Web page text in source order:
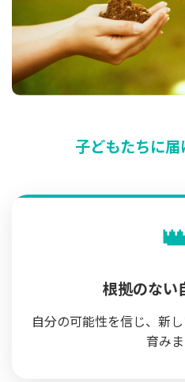
子どもたちに
根拠のない
自分の可能性を信じ、新
育みま